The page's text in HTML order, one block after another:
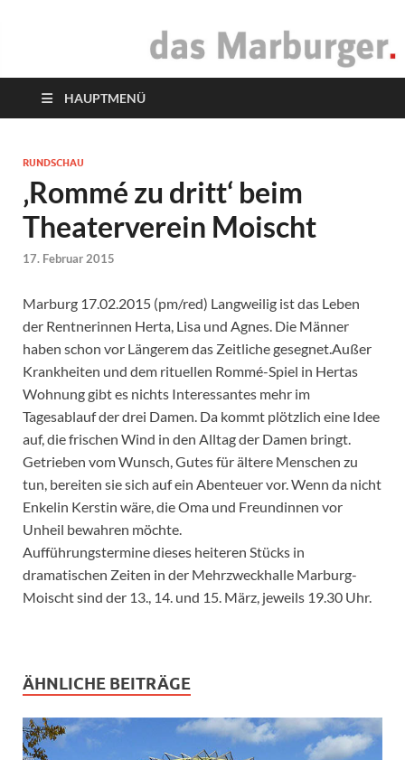
das Marburger.
HAUPTMENÜ
RUNDSCHAU
‚Rommé zu dritt‘ beim
Theaterverein Moischt
17. Februar 2015
Marburg 17.02.2015 (pm/red) Langweilig ist das Leben
der Rentnerinnen Herta, Lisa und Agnes. Die Männer
haben schon vor Längerem das Zeitliche gesegnet.Außer
Krankheiten und dem rituellen Rommé-Spiel in Hertas
Wohnung gibt es nichts Interessantes mehr im
Tagesablauf der drei Damen. Da kommt plötzlich eine Idee
auf, die frischen Wind in den Alltag der Damen bringt.
Getrieben vom Wunsch, Gutes für ältere Menschen zu
tun, bereiten sie sich auf ein Abenteuer vor. Wenn da nicht
Enkelin Kerstin wäre, die Oma und Freundinnen vor
Unheil bewahren möchte.
Aufführungstermine dieses heiteren Stücks in
dramatischen Zeiten in der Mehrzweckhalle Marburg-
Moischt sind der 13., 14. und 15. März, jeweils 19.30 Uhr.
ÄHNLICHE BEITRÄGE